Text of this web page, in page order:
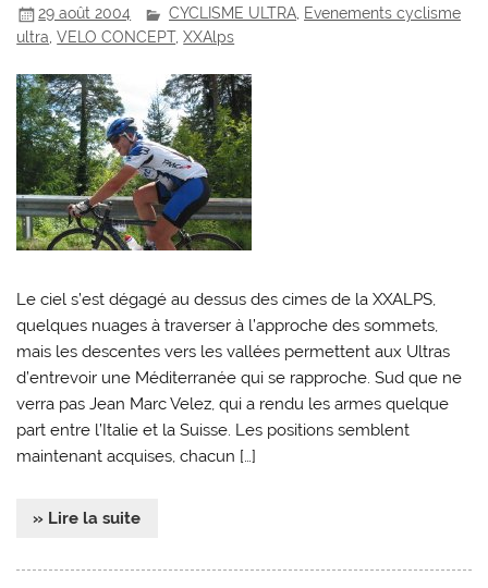
29 août 2004 CYCLISME ULTRA Evenements cyclisme
ultra ,VELO CONCEPT,XXAlps
Le ciel s’est dégagé au dessus des cimes de la XXALPS,
quelques nuages à traverser à l’approche des sommets,
mais les descentes vers les vallées permettent aux Ultras
d’entrevoir une Méditerranée qui se rapproche. Sud que ne
verra pas Jean Marc Velez, qui a rendu les armes quelque
part entre l’Italie et la Suisse. Les positions semblent
maintenant acquises, chacun […]
» Lire la suite